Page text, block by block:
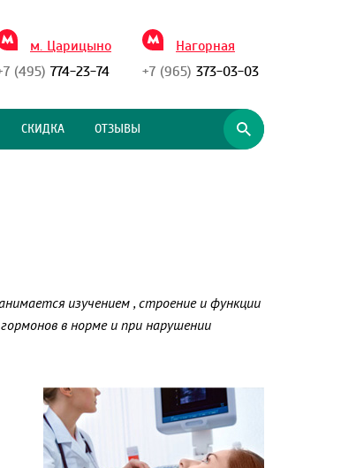
м. Царицыно
(495) 774-23-74
Нагорная
+7 (965) 373-03-03
СКИДКА ОТЗЫВЫ
изучением , строение и функции
в норме и при нарушении